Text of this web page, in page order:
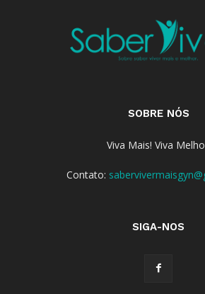
SOBRE NÓS
Viva Mais! Viva
Contato:
SIGA-NOS